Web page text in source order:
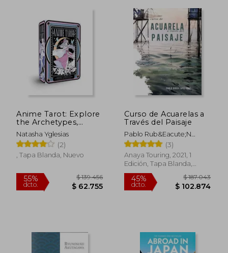
45%
Anime Tarot: Explore
the Archetypes,
Symbolism, and
Magic in Anime (en
Inglés)
Natasha Yglesias
(2)
, Tapa Blanda, Nuevo
Curso de Acuarelas a
Través del Paisaje
Pablo Rub&Eacute;N
L&Oacute;Pez Sanz
(3)
Anaya Touring, 2021, 1
Edición, Tapa Blanda,
Nuevo